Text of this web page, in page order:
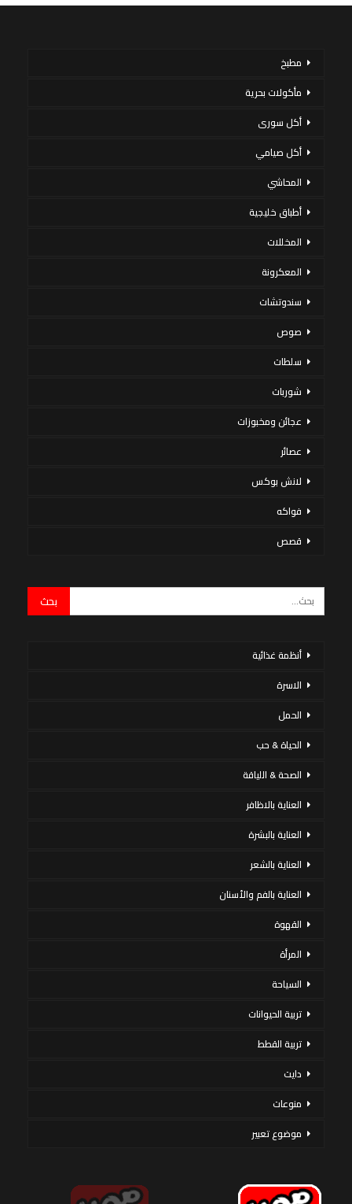
مطبخ
مأكولات بحرية
أكل سورى
أكل صيامي
المحاشي
أطباق خليجية
المخللات
المعكرونة
سندوتشات
صوص
سلطات
شوربات
عجائن ومخبوزات
عصائر
لانش بوكس
فواكه
قصص
أنظمة غذائية
الاسرة
الحمل
الحياة & حب
الصحة & اللياقة
العناية بالاظافر
العناية بالبشرة
العناية بالشعر
العناية بالفم والأسنان
القهوة
المرأة
السياحة
تربية الحيوانات
تربية القطط
دايت
منوعات
موضوع تعبير